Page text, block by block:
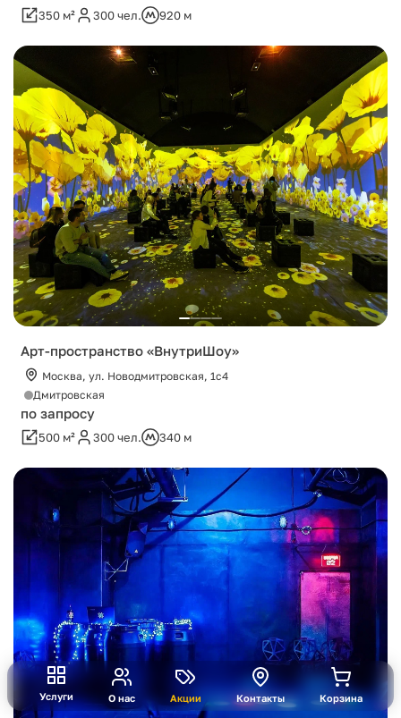
Услуги О нас Акции Контакты Корзина
350 м² 300 чел. 920 м
Арт-пространство «ВнутриШоу»
Москва, ул. Новодмитровская, 1с4
Дмитровская
по запросу
500 м² 300 чел. 340 м